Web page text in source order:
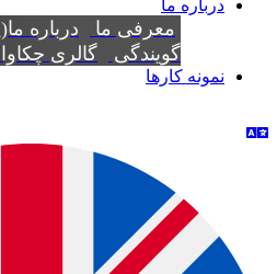
درباره ما
معرفی ما درباره
گویندگی
گالری چکاوا
نمونه کارها